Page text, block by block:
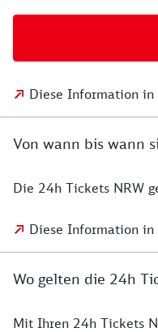
Diese Information in
Von wann bis wann
Die 24h Tickets NRW
Diese Information in
Wo gelten die 24h
Mit Ihren 24h Tickets